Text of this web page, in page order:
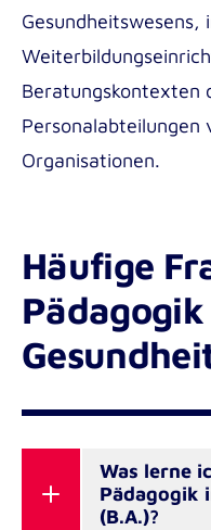
Gesundheitswesens,
Beratungskontexten
Personalabteilungen
Organisationen.
Häufige
Was lerne
Pädagogik
(B.A.)?